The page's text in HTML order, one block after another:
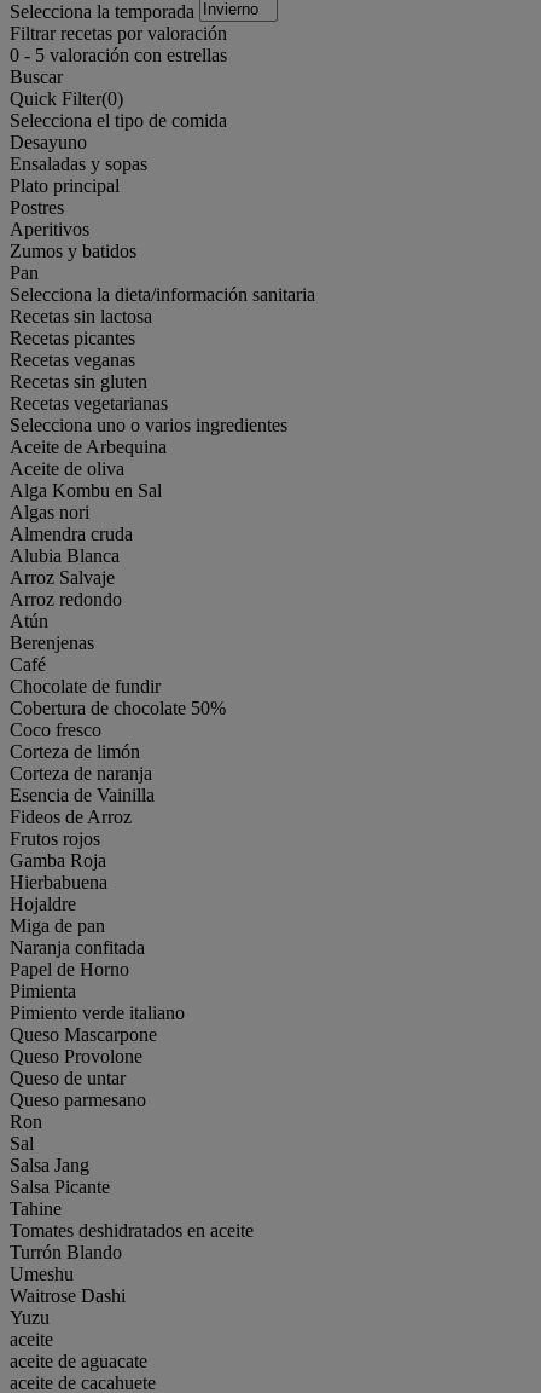
Selecciona la temporada
Filtrar recetas por valoración
0 - 5 valoración con estrellas
Buscar
Quick Filter(0)
Selecciona el tipo de comida
Desayuno
Ensaladas y sopas
Plato principal
Postres
Aperitivos
Zumos y batidos
Pan
Selecciona la dieta/información sanitaria
Recetas sin lactosa
Recetas picantes
Recetas veganas
Recetas sin gluten
Recetas vegetarianas
Selecciona uno o varios ingredientes
Aceite de Arbequina
Aceite de oliva
Alga Kombu en Sal
Algas nori
Almendra cruda
Alubia Blanca
Arroz Salvaje
Arroz redondo
Atún
Berenjenas
Café
Chocolate de fundir
Cobertura de chocolate 50%
Coco fresco
Corteza de limón
Corteza de naranja
Esencia de Vainilla
Fideos de Arroz
Frutos rojos
Gamba Roja
Hierbabuena
Hojaldre
Miga de pan
Naranja confitada
Papel de Horno
Pimienta
Pimiento verde italiano
Queso Mascarpone
Queso Provolone
Queso de untar
Queso parmesano
Ron
Sal
Salsa Jang
Salsa Picante
Tahine
Tomates deshidratados en aceite
Turrón Blando
Umeshu
Waitrose Dashi
Yuzu
aceite
aceite de aguacate
aceite de cacahuete